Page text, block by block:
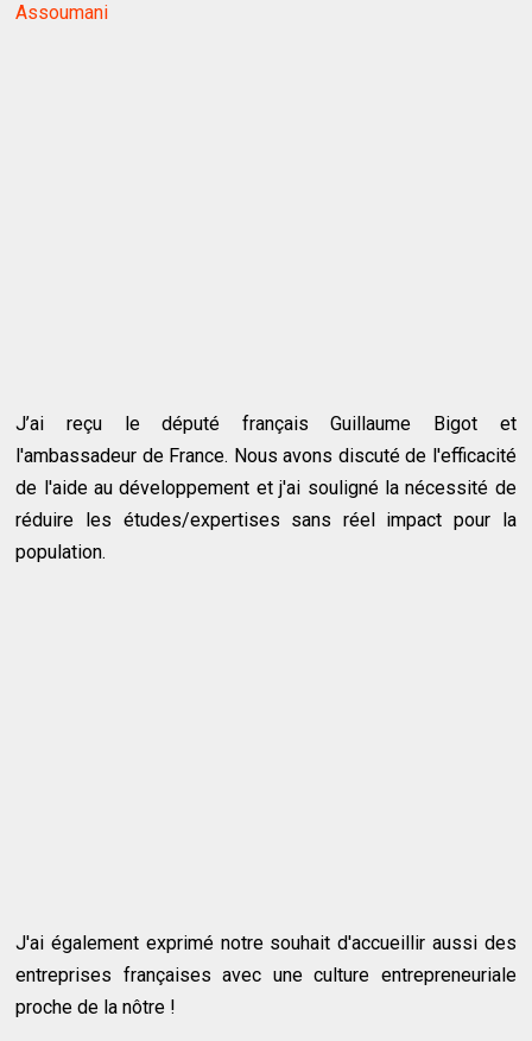
Assoumani
J’ai reçu le député français Guillaume Bigot et
l'ambassadeur de France. Nous avons discuté de l'efficacité
de l'aide au développement et j'ai souligné la nécessité de
réduire les études/expertises sans réel impact pour la
population.
J'ai également exprimé notre souhait d'accueillir aussi des
entreprises françaises avec une culture entrepreneuriale
proche de la nôtre !